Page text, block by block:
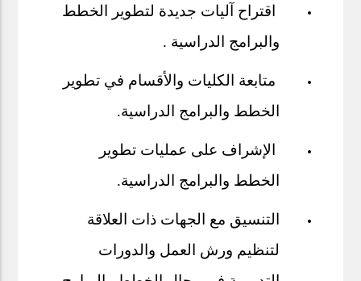
اقتراح آليات جديدة لتطوير الخطط
والبرامج الدراسية .
متابعة الكليات والأقسام في تطوير
الخطط والبرامج الدراسية.
الإشراف على عمليات تطوير
الخطط والبرامج الدراسية.
التنسيق مع الجهات ذات العلاقة
لتنظيم ورش العمل والدورات